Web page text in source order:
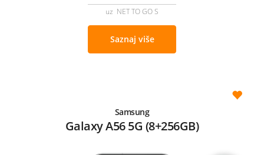
uz NET TO GO S
Saznaj više
Samsung
Galaxy A56 5G (8+256GB)